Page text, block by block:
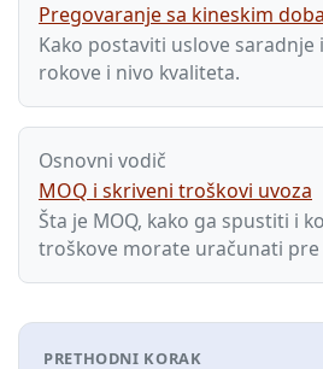
Pregovaranje sa kineskim
Kako postaviti uslove
rokove i nivo kvaliteta.
Osnovni vodič
MOQ i skriveni troškovi uvoza
Šta je MOQ, kako ga spustiti i
troškove morate uračunati
PRETHODNI KORAK